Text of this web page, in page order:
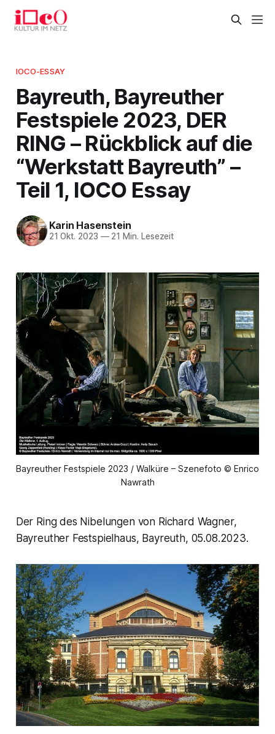
IOCO-ESSAY
Bayreuth, Bayreuther
Festspiele 2023, DER
RING – Rückblick auf die
“Werkstatt Bayreuth” –
Teil 1, IOCO Essay
Karin Hasenstein
21 Okt. 2023 —21 Min. Lesezeit
Bayreuther Festspiele 2023 / Walküre – Szenefoto © Enrico
Nawrath
Der Ring des Nibelungen von Richard Wagner,
Bayreuther Festspielhaus, Bayreuth, 05.08.2023.